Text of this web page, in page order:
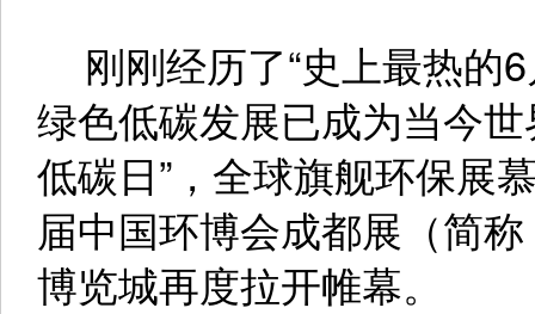
刚刚经历了“史上最热的
绿色低碳发展已成为当今
低碳日”，全球旗舰环保
届中国环博会成都展（简
博览城再度拉开帷幕。